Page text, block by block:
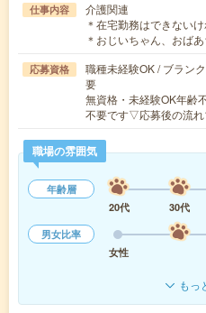
仕事内容
介護関連
＊在宅勤務はできない
＊おじいちゃん、おば
応募資格
職種未経験OK / ブラン
要
無資格・未経験OK年
不要です▽応募後の流
職場の雰囲気
年齢層
20代
30代
男女比率
女性
もっ